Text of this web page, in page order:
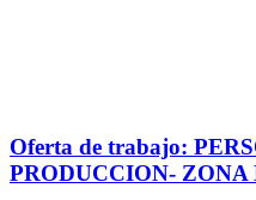
Oferta de trabajo:
PRODUCCION-